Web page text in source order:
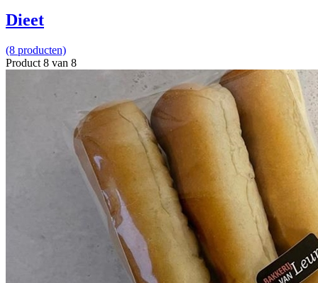
Dieet
(8 producten)
Product 8 van 8